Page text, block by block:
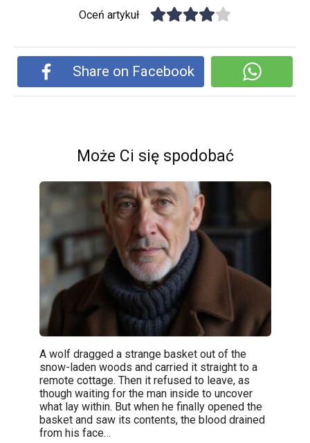
Oceń artykuł
Share on Facebook
Może Ci się spodobać
A wolf dragged a strange basket out of the
snow-laden woods and carried it straight to a
remote cottage. Then it refused to leave, as
though waiting for the man inside to uncover
what lay within. But when he finally opened the
basket and saw its contents, the blood drained
from his face…